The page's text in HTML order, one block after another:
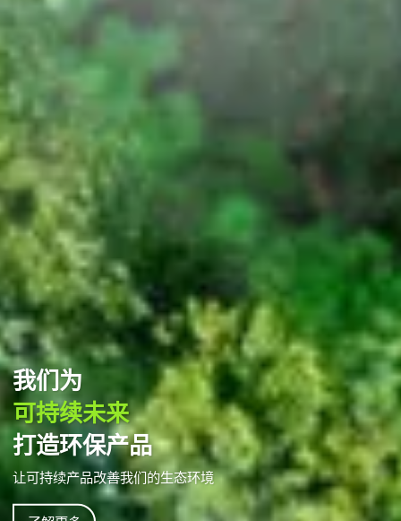
生物降解塑料产品
专业制造商
让可持续产品改善我们的生态环境
了解更多